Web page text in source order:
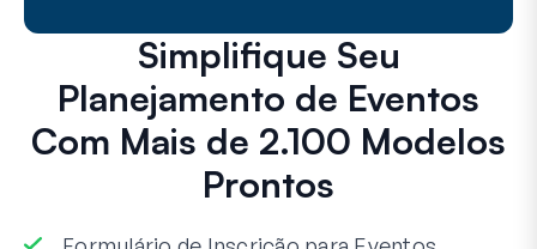
Simplifique Seu
Planejamento de Eventos
Com Mais de 2.100 Modelos
Prontos